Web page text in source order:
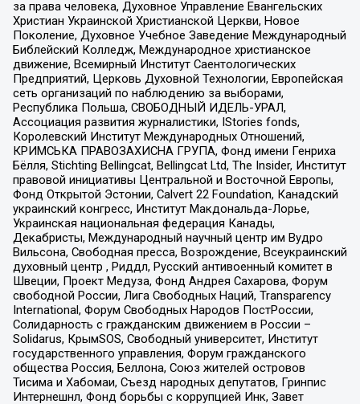
за права человека, Духовное Управление Евангельских
Христиан Украинской Христианской Церкви, Новое
Поколение, Духовное Учебное Заведение Международный
Библейский Колледж, Международное христианское
движение, Всемирный Институт Саентологических
Предприятий, Церковь Духовной Технологии, Европейская
сеть организаций по наблюдению за выборами,
Республика Польша, СВОБОДНЫЙ ИДЕЛЬ-УРАЛ,
Ассоциация развития журналистики, IStories fonds,
Королевский Институт Международных Отношений,
КРИМСЬКА ПРАВОЗАХИСНА ГРУПА, Фонд имени Генриха
Бёлля, Stichting Bellingcat, Bellingcat Ltd, The Insider, Институт
правовой инициативы Центральной и Восточной Европы,
Фонд Открытой Эстонии, Calvert 22 Foundation, Канадский
украинский конгресс, Институт Макдональда-Лорье,
Украинская национальная федерация Канады,
Декабристы, Международный научный центр им Вудро
Вильсона, Свободная пресса, Возрождение, Всеукраинский
духовный центр , Риддл, Русский антивоенный комитет в
Швеции, Проект Медуза, Фонд Андрея Сахарова, Форум
свободной России, Лига Свободных Наций, Transparеncy
International, Форум Свободных Народов ПостРоссии,
Солидарность с гражданским движением в России –
Solidarus, КрымSOS, Свободный университет, Институт
государственного управления, Форум гражданского
общества Россия, Беллона, Союз жителей островов
Тисима и Хабомаи, Съезд народных депутатов, Гринпис
Интернешнл, Фонд борьбы с коррупцией Инк, Завет